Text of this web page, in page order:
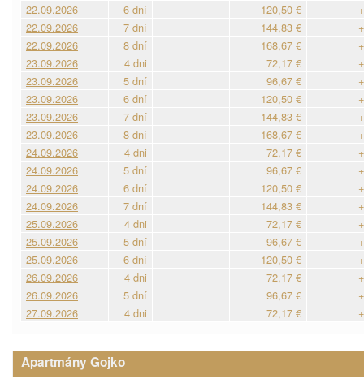
22.09.2026
6 dní 120,50 €
22.09.2026
7 dní 144,83 €
22.09.2026
8 dní 168,67 €
23.09.2026
4 dni 72,17 €
23.09.2026
5 dní 96,67 €
23.09.2026
6 dní 120,50 €
23.09.2026
7 dní 144,83 €
23.09.2026
8 dní 168,67 €
24.09.2026
4 dni 72,17 €
24.09.2026
5 dní 96,67 €
24.09.2026
6 dní 120,50 €
24.09.2026
7 dní 144,83 €
25.09.2026
4 dni 72,17 €
25.09.2026
5 dní 96,67 €
25.09.2026
6 dní 120,50 €
26.09.2026
4 dni 72,17 €
26.09.2026
5 dní 96,67 €
27.09.2026
4 dni 72,17 €
Apartmány Gojko